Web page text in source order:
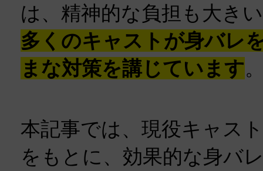
は、精神的な負担も大き
多くのキャストが身バレ
まな対策を講じています
本記事では、現役キャス
をもとに、効果的な身バ